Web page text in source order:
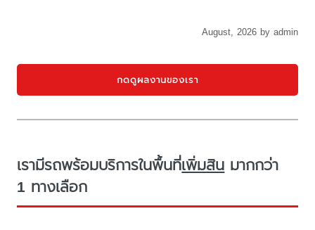
August, 2026 by admin
กดดูผลงานของเรา
เรามีรถพร้อมบริการในพื้นที่เพิ่มสิน มากกว่า
1 ทางเลือก